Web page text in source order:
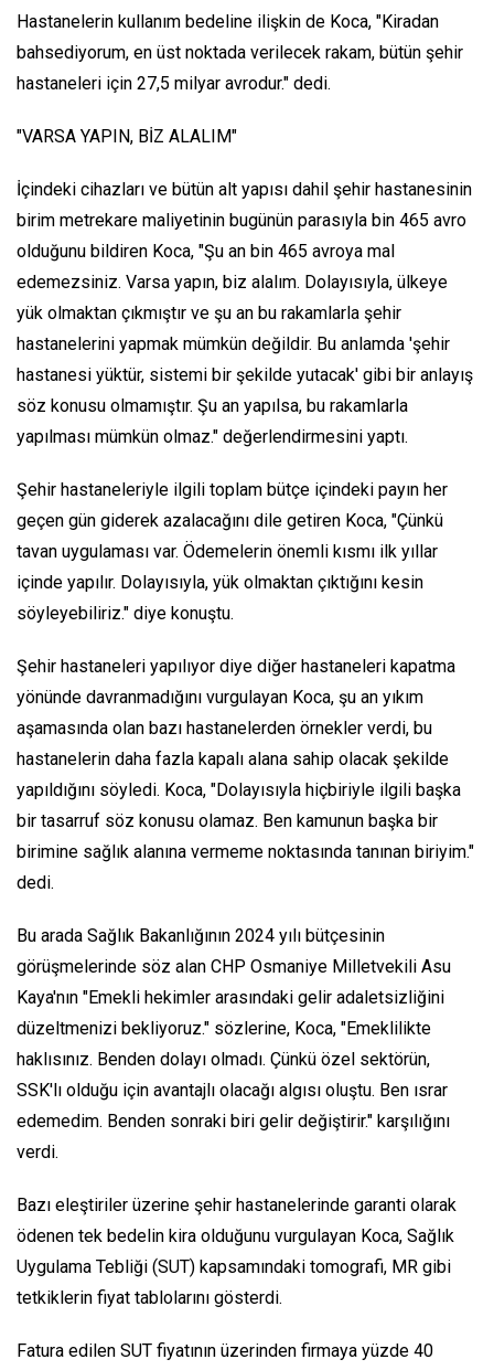
Hastanelerin kullanım bedeline ilişkin de Koca, "Kiradan
bahsediyorum, en üst noktada verilecek rakam, bütün şehir
hastaneleri için 27,5 milyar avrodur." dedi.
"VARSA YAPIN, BİZ ALALIM"
İçindeki cihazları ve bütün alt yapısı dahil şehir hastanesinin
birim metrekare maliyetinin bugünün parasıyla bin 465 avro
olduğunu bildiren Koca, "Şu an bin 465 avroya mal
edemezsiniz. Varsa yapın, biz alalım. Dolayısıyla, ülkeye
yük olmaktan çıkmıştır ve şu an bu rakamlarla şehir
hastanelerini yapmak mümkün değildir. Bu anlamda 'şehir
hastanesi yüktür, sistemi bir şekilde yutacak' gibi bir anlayış
söz konusu olmamıştır. Şu an yapılsa, bu rakamlarla
yapılması mümkün olmaz." değerlendirmesini yaptı.
Şehir hastaneleriyle ilgili toplam bütçe içindeki payın her
geçen gün giderek azalacağını dile getiren Koca, "Çünkü
tavan uygulaması var. Ödemelerin önemli kısmı ilk yıllar
içinde yapılır. Dolayısıyla, yük olmaktan çıktığını kesin
söyleyebiliriz." diye konuştu.
Şehir hastaneleri yapılıyor diye diğer hastaneleri kapatma
yönünde davranmadığını vurgulayan Koca, şu an yıkım
aşamasında olan bazı hastanelerden örnekler verdi, bu
hastanelerin daha fazla kapalı alana sahip olacak şekilde
yapıldığını söyledi. Koca, "Dolayısıyla hiçbiriyle ilgili başka
bir tasarruf söz konusu olamaz. Ben kamunun başka bir
birimine sağlık alanına vermeme noktasında tanınan biriyim."
dedi.
Bu arada Sağlık Bakanlığının 2024 yılı bütçesinin
görüşmelerinde söz alan CHP Osmaniye Milletvekili Asu
Kaya'nın "Emekli hekimler arasındaki gelir adaletsizliğini
düzeltmenizi bekliyoruz." sözlerine, Koca, "Emeklilikte
haklısınız. Benden dolayı olmadı. Çünkü özel sektörün,
SSK'lı olduğu için avantajlı olacağı algısı oluştu. Ben ısrar
edemedim. Benden sonraki biri gelir değiştirir." karşılığını
verdi.
Bazı eleştiriler üzerine şehir hastanelerinde garanti olarak
ödenen tek bedelin kira olduğunu vurgulayan Koca, Sağlık
Uygulama Tebliği (SUT) kapsamındaki tomografi, MR gibi
tetkiklerin fiyat tablolarını gösterdi.
Fatura edilen SUT fiyatının üzerinden firmaya yüzde 40